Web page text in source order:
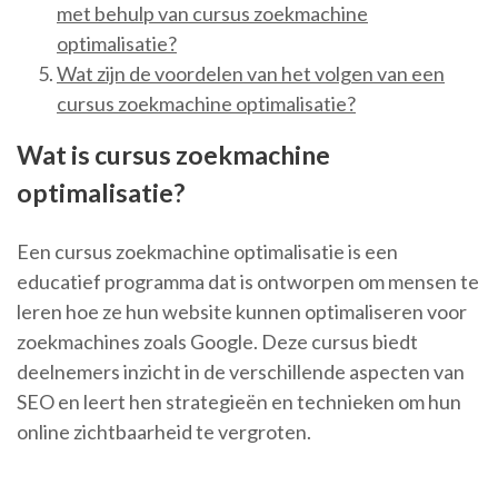
met behulp van cursus zoekmachine
optimalisatie?
Wat zijn de voordelen van het volgen van een
cursus zoekmachine optimalisatie?
Wat is cursus zoekmachine
optimalisatie?
Een cursus zoekmachine optimalisatie is een
educatief programma dat is ontworpen om mensen te
leren hoe ze hun website kunnen optimaliseren voor
zoekmachines zoals Google. Deze cursus biedt
deelnemers inzicht in de verschillende aspecten van
SEO en leert hen strategieën en technieken om hun
online zichtbaarheid te vergroten.